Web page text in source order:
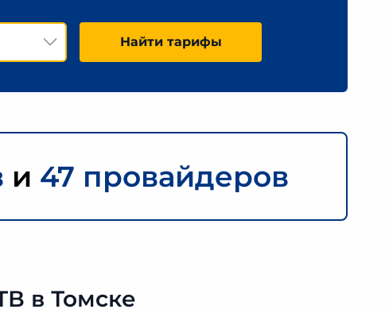
Найти тарифы
и 47 провайдеров
в Томске